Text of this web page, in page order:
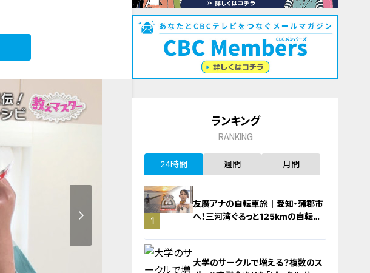
ランキング
RANKING
24時間 週間 月間
1
友廣アナの自転車旅｜愛知・蒲郡市
へ！三河湾ぐるっと125kmの自転車
大学のサークルで増える？複数のス